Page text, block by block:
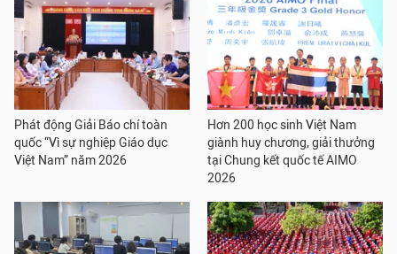
Phát động Giải Báo chí toàn
quốc “Vì sự nghiệp Giáo dục
Việt Nam” năm 2026
Hơn 200 học sinh Việt Nam
giành huy chương, giải thưởng
tại Chung kết quốc tế AIMO
2026